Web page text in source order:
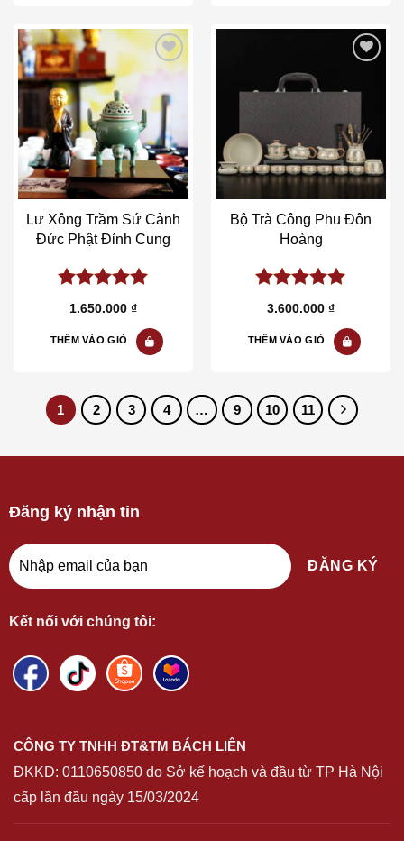
Add to wishlist
Lư Xông Trầm Sứ Cảnh
Đức Phật Đỉnh Cung
5.00out of
1.650.000 ₫
THÊM VÀO GIỎ
Add to wishlist
Bộ Trà Công Phu Đôn
Hoàng
5.00out of
3.600.000 ₫
THÊM VÀO GIỎ
1 2 3 4 … 9 10 11
Đăng ký nhận tin
Kết nối với chúng tôi:
CÔNG TY TNHH ĐT&TM BÁCH LIÊN
ĐKKD: 0110650850 do Sở kế hoạch và đầu từ TP Hà Nội
cấp lần đầu ngày 15/03/2024